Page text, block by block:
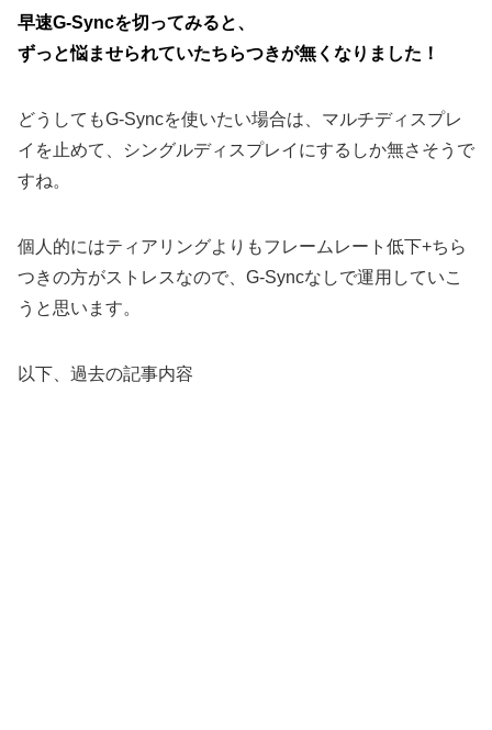
早速G-Syncを切ってみると、
ずっと悩ませられていたちらつきが無くなりました！
どうしてもG-Syncを使いたい場合は、マルチディスプレ
イを止めて、シングルディスプレイにするしか無さそうで
すね。
個人的にはティアリングよりもフレームレート低下+ちら
つきの方がストレスなので、G-Syncなしで運用していこ
うと思います。
以下、過去の記事内容